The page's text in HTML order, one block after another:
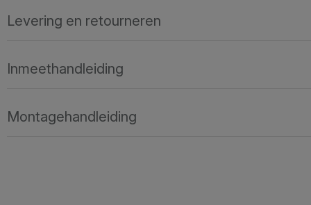
Levering en retourneren
Inmeethandleiding
Montagehandleiding